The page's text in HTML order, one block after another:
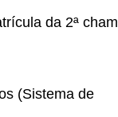
da 2ª
(Sistema de